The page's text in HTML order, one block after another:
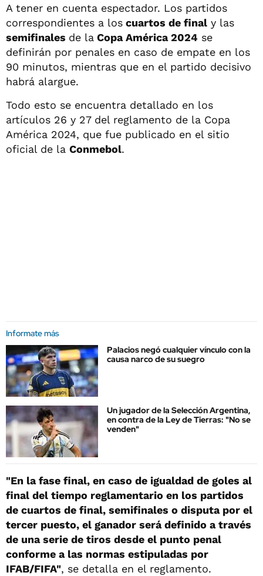
A tener en cuenta espectador. Los partidos
correspondientes a los cuartos de final y las
semifinales de la Copa América 2024 se
definirán por penales en caso de empate en los
90 minutos, mientras que en el partido decisivo
habrá alargue.
Todo esto se encuentra detallado en los
artículos 26 y 27 del reglamento de la Copa
América 2024, que fue publicado en el sitio
oficial de la Conmebol.
Informate más
Palacios negó cualquier vínculo con la
causa narco de su suegro
Un jugador de la Selección Argentina,
en contra de la Ley de Tierras: "No se
venden"
"En la fase final, en caso de igualdad de goles al
final del tiempo reglamentario en los partidos
de cuartos de final, semifinales o disputa por el
tercer puesto, el ganador será definido a través
de una serie de tiros desde el punto penal
conforme a las normas estipuladas por
IFAB/FIFA", se detalla en el reglamento.